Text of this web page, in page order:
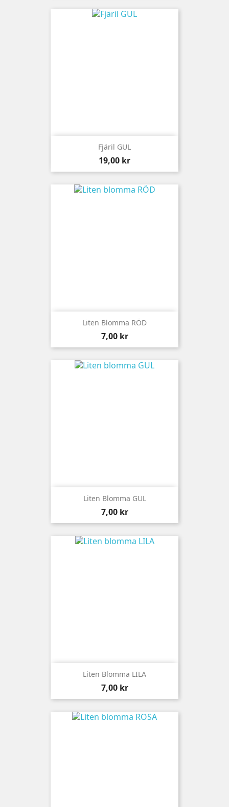
Fjäril GUL
Pris
19,00 kr
Liten Blomma RÖD
Pris
7,00 kr
Liten Blomma GUL
Pris
7,00 kr
Liten Blomma LILA
Pris
7,00 kr